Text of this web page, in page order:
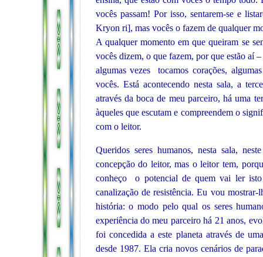
vocês passam! Por isso, sentarem-se e
Kryon ri], mas vocês o fazem de qualquer
A qualquer momento em que queiram se
vocês dizem, o que fazem, por que estão aí
algumas vezes tocamos corações,
vocês. Está acontecendo nesta sala, a
através da boca de meu parceiro, há uma
àqueles que escutam e compreendem o
com o leitor.
Queridos seres humanos, nesta sala,
concepção do leitor, mas o leitor tem,
conheço o potencial de quem vai ler isto
canalização de resistência. Eu vou
história: o modo pelo qual os seres
experiência do meu parceiro há 21 anos,
foi concedida a este planeta através de
desde 1987. Ela cria novos cenários de